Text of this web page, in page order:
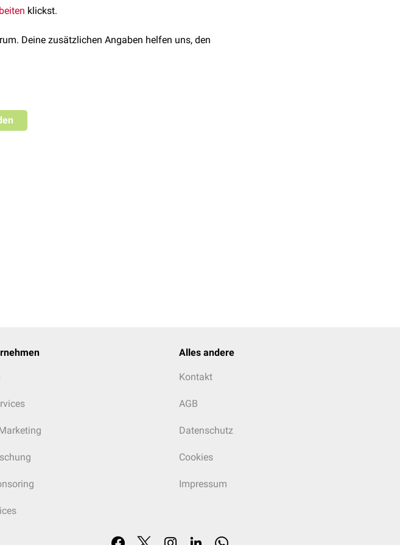
klickst.
Deine zusätzlichen Angaben helfen uns, den
Alles andere
Kontakt
AGB
Datenschutz
Cookies
Impressum